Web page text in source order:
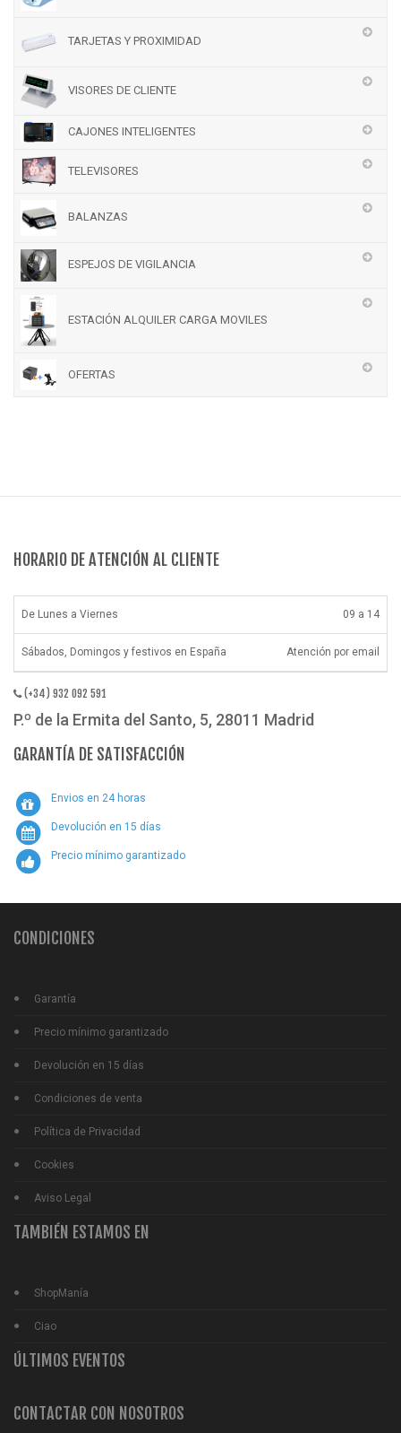
TARJETAS Y PROXIMIDAD
VISORES DE CLIENTE
CAJONES INTELIGENTES
TELEVISORES
BALANZAS
ESPEJOS DE VIGILANCIA
ESTACIÓN ALQUILER CARGA MOVILES
OFERTAS
HORARIO DE ATENCIÓN AL CLIENTE
De Lunes a Viernes 09 a 14
Sábados, Domingos y festivos en España Atención por email
(+34) 932 092 591
P.º de la Ermita del Santo, 5, 28011 Madrid
GARANTÍA DE SATISFACCIÓN
Envios en 24 horas
Devolución en 15 días
Precio mínimo garantizado
CONDICIONES
Garantía
Precio mínimo garantizado
Devolución en 15 días
Condiciones de venta
Política de Privacidad
Cookies
Aviso Legal
TAMBIÉN ESTAMOS EN
ShopManía
Ciao
ÚLTIMOS EVENTOS
CONTACTAR CON NOSOTROS